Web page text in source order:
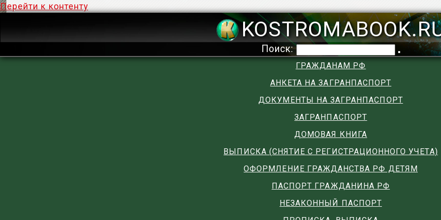
Перейти к контенту
Поиск:
ГРАЖДАНАМ РФ
АНКЕТА НА ЗАГРАНПАСПОРТ
ДОКУМЕНТЫ НА ЗАГРАНПАСПОРТ
ЗАГРАНПАСПОРТ
ДОМОВАЯ КНИГА
ВЫПИСКА (СНЯТИЕ С РЕГИСТРАЦИОННОГО УЧЕТА)
ОФОРМЛЕНИЕ ГРАЖДАНСТВА РФ ДЕТЯМ
ПАСПОРТ ГРАЖДАНИНА РФ
НЕЗАКОННЫЙ ПАСПОРТ